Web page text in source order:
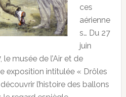
ces
aérienne
s… Du 27
juin
le musée de l’Air et de
exposition intitulée « Drôles
l’histoire des ballons